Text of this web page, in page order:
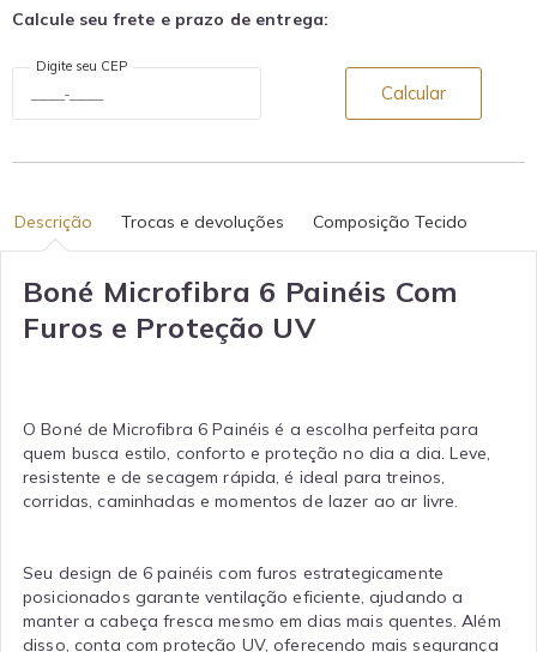
Calcule seu frete e prazo de entrega:
Digite seu CEP
Calcular
Descrição Trocas e devoluções Composição Tecido
Boné Microfibra 6 Painéis Com
Furos e Proteção UV
O Boné de Microfibra 6 Painéis é a escolha perfeita para
quem busca estilo, conforto e proteção no dia a dia. Leve,
resistente e de secagem rápida, é ideal para treinos,
corridas, caminhadas e momentos de lazer ao ar livre.
Seu design de 6 painéis com furos estrategicamente
posicionados garante ventilação eficiente, ajudando a
manter a cabeça fresca mesmo em dias mais quentes. Além
disso, conta com proteção UV, oferecendo mais segurança